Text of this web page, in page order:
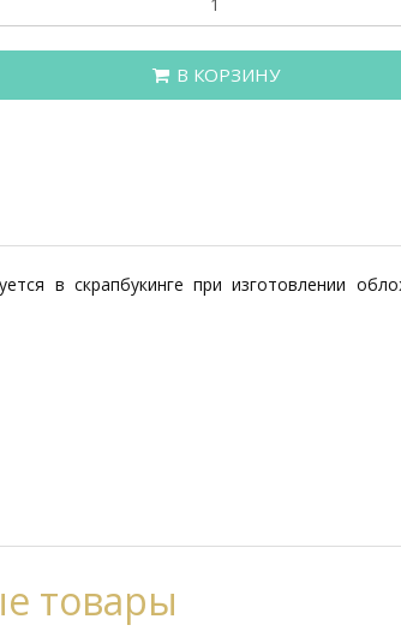
В КОРЗИНУ
в скрапбукинге при изготовлении
товары